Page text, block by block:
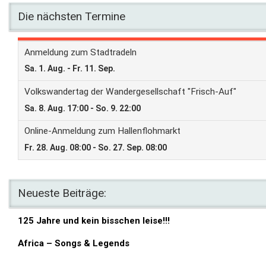
Die nächsten Termine
Neueste Beiträge:
125 Jahre und kein bisschen leise!!!
Africa – Songs & Legends